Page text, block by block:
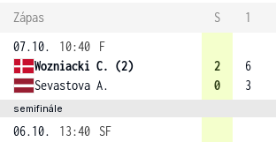
Zápas S 1
07.10.
10:40
F
Wozniacki C. (2)
Sevastova A.
2
0
6
3
semifinále
06.10. 13:40
SF